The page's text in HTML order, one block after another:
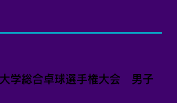
学総合卓球選手権大会 男子